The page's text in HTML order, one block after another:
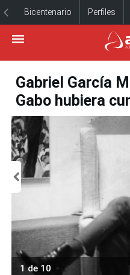
Bicentenario Perfiles
Gabriel García
Gabo hubiera
1 de 10